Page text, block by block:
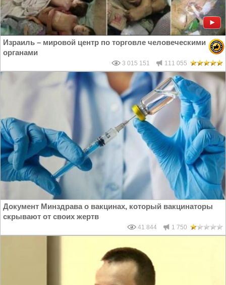
Израиль – мировой центр по торговле человеческими
органами
3 015 151 111 055
Документ Минздрава о вакцинах, который вакцинаторы
скрывают от своих жертв
41 844 1 750